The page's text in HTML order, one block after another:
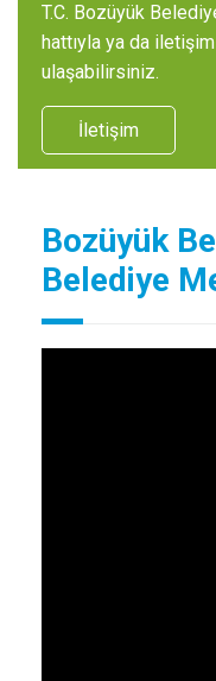
T.C. Bozüyük
hattıyla ya da
ulaşabilirsiniz.
İletişim
Bozüyük
Belediye